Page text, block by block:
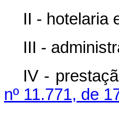
II - hotelaria
III -
IV -
nº 11.771, de